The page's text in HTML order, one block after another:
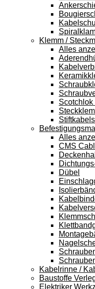
Klemm /
Alles
Alles
CMS
Dübel
Kabelrinne /
Baustoffe
Elektriker